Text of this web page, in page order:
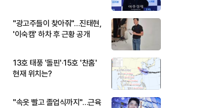
"광고주들이 찾아줘"…진태현,
'이숙캠' 하차 후 근황 공개
13호 태풍 '돌핀'·15호 '찬홈'
현재 위치는?
"속옷 빨고 졸업식까지"…근육